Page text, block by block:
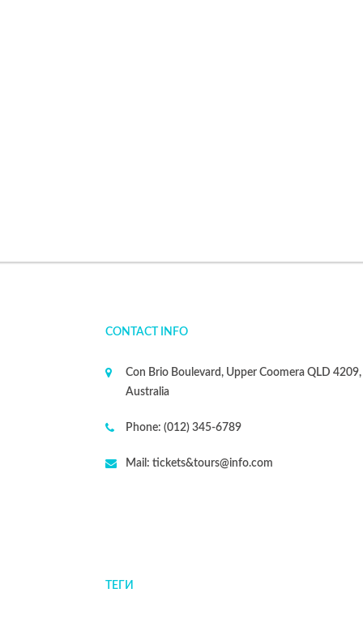
CONTACT INFO
Con Brio Boulevard, Upper Coomera QLD 4209,
Australia
Phone: (012) 345-6789
Mail: tickets&tours@info.com
ТЕГИ